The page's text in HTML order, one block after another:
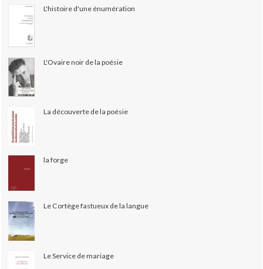
L'histoire d'une énumération
L'Ovaire noir de la poésie
La découverte de la poésie
la forge
Le Cortège fastueux de la langue
Le Service de mariage